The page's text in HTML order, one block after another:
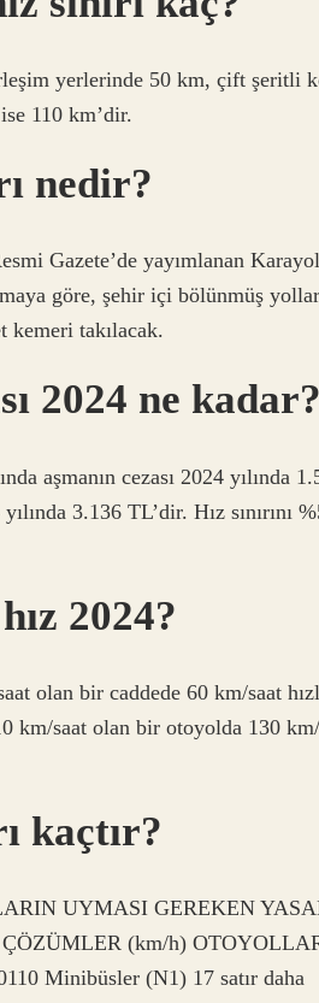
yerlerinde 50 km, çift şeritli
110 km’dir.
nedir?
Gazete’de yayımlanan
göre, şehir içi bölünmüş
kemeri takılacak.
2024 ne kadar?
aşmanın cezası 2024 yılında
3.136 TL’dir. Hız sınırını
2024?
olan bir caddede 60 km/saat
km/saat olan bir otoyolda 130
kaçtır?
UYMASI GEREKEN
(km/h)
Minibüsler (N1) 17 satır daha